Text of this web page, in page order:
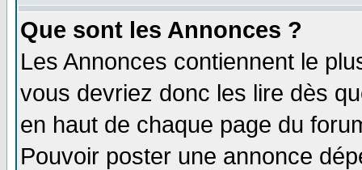
Que sont les Annonces ?
Les Annonces contiennent le
vous devriez donc les lire dès
en haut de chaque page du
Pouvoir poster une annonce